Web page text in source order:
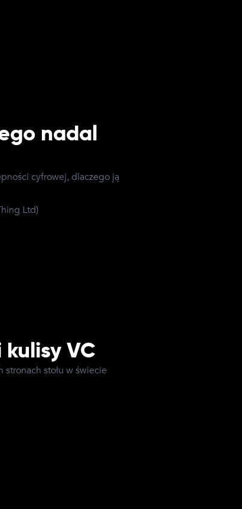
nadal
cyfrowej, dlaczego ją
Ltd)
kulisy VC
stronach stołu w świecie